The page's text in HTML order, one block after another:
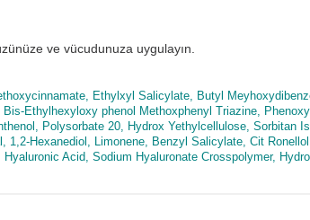
ve vücudunuza uygulayın.
Ethylxyl Salicylate, Butyl
Ethylhexyloxy phenol Methoxphenyl Triazine,
Polysorbate 20, Hydrox Yethylcellulose, Sorbitan
Hexanediol, Limonene, Benzyl Salicylate, Cit
Acid, Sodium Hyaluronate Crosspolymer,